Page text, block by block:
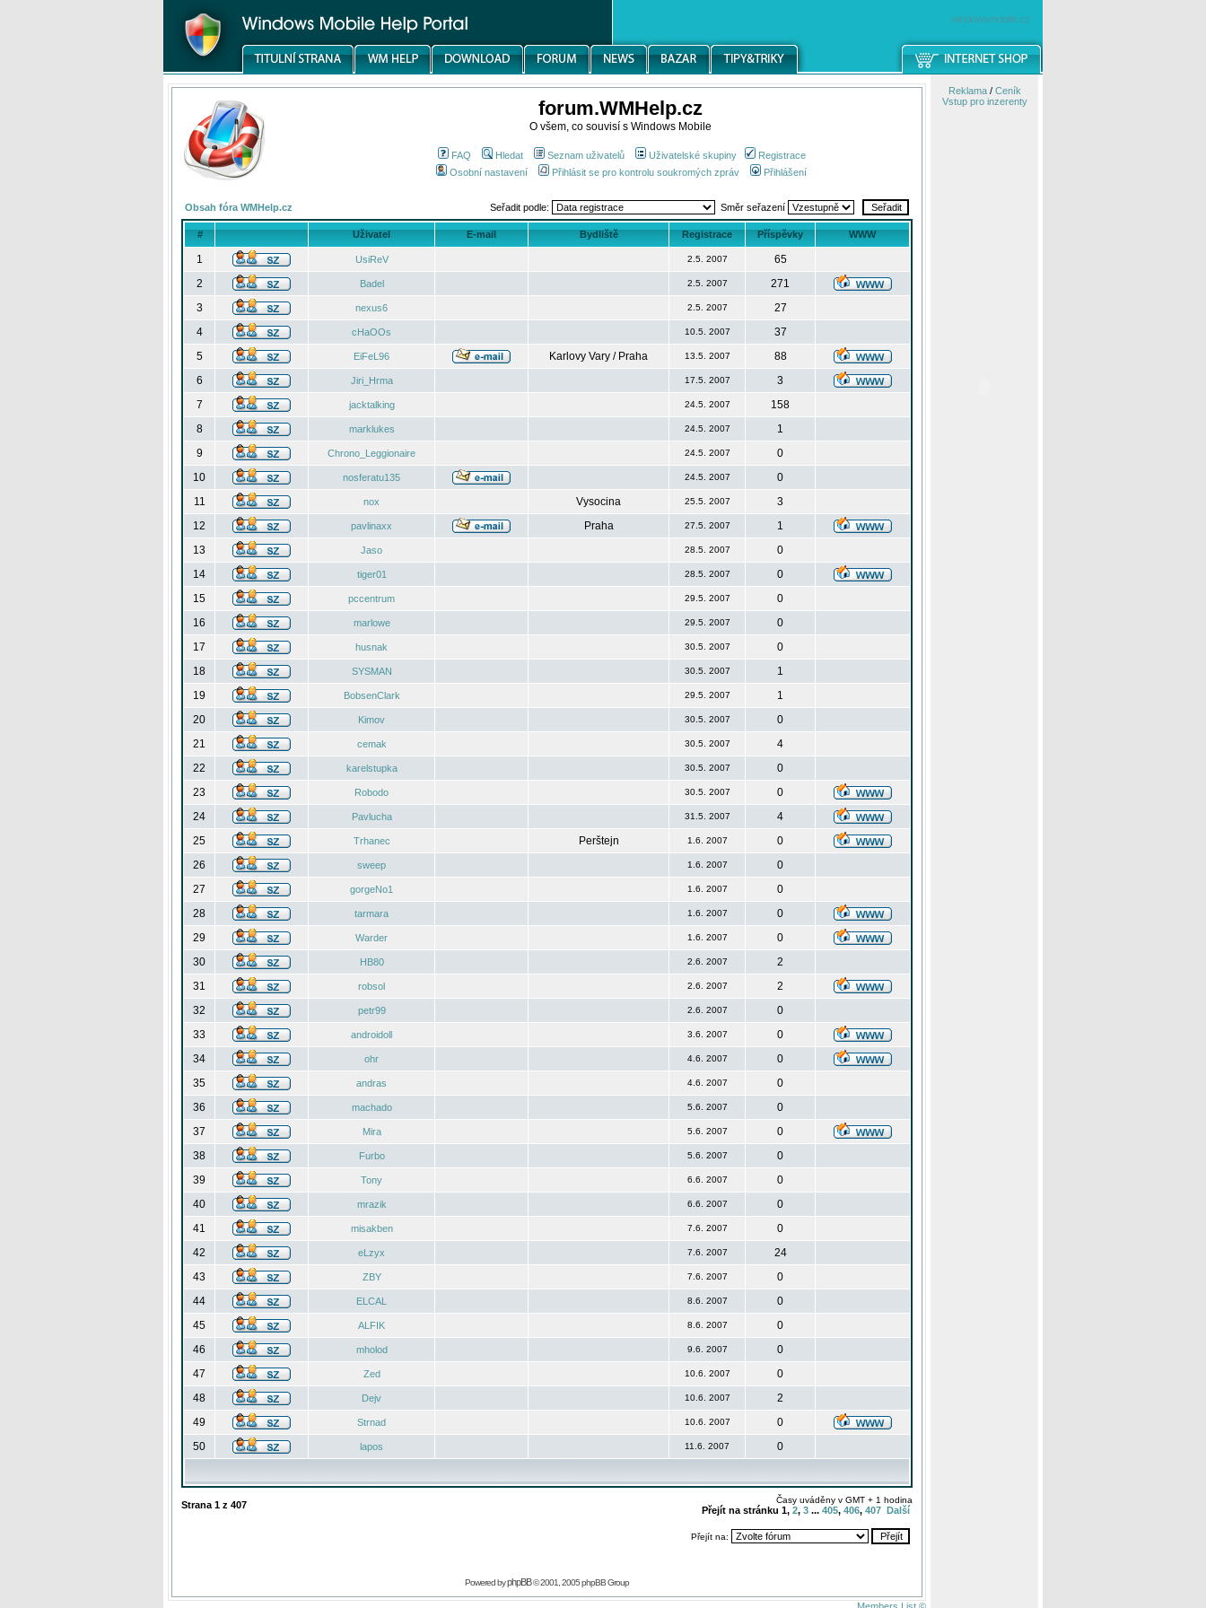
windowsmobile.cz
forum.WMHelp.cz
O všem, co souvisí s Windows Mobile
FAQ Hledat Seznam uživatelů Uživatelské skupiny
Registrace
Osobní nastavení
Přihlásit se pro kontrolu soukromých zpráv Přihlášení
Obsah fóra WMHelp.cz Seřadit podle: Směr seřazení
# Uživatel E-mail Bydliště Registrace Příspěvky WWW
1 UsiReV 2.5. 2007
65
2
Badel 2.5. 2007
271
3
nexus6 2.5. 2007
27
4
cHaOOs 10.5. 2007
37
5
EiFeL96 Karlovy Vary / Praha 13.5. 2007
88
6
Jiri_Hrma 17.5. 2007
3
7
jacktalking 24.5. 2007
158
8
marklukes 24.5. 2007
1
9
Chrono_Leggionaire 24.5. 2007
0
10
nosferatu135 24.5. 2007
0
11
nox Vysocina 25.5. 2007
3
12
pavlinaxx Praha 27.5. 2007
1
13
Jaso 28.5. 2007
0
14
tiger01 28.5. 2007
0
15
pccentrum 29.5. 2007
0
16
marlowe 29.5. 2007
0
17
husnak 30.5. 2007
0
18
SYSMAN 30.5. 2007
1
19
BobsenClark 29.5. 2007
1
20
Kimov 30.5. 2007
0
21
cemak 30.5. 2007
4
22
karelstupka 30.5. 2007
0
23
Robodo 30.5. 2007
0
24
Pavlucha 31.5. 2007
4
25
Trhanec Perštejn 1.6. 2007
0
26
sweep 1.6. 2007
0
27
gorgeNo1 1.6. 2007
0
28
tarmara 1.6. 2007
0
29
Warder 1.6. 2007
0
30
HB80 2.6. 2007
2
31
robsol 2.6. 2007
2
32
petr99 2.6. 2007
0
33
androidoll 3.6. 2007
0
34
ohr 4.6. 2007
0
35
andras 4.6. 2007
0
36
machado 5.6. 2007
0
37
Mira 5.6. 2007
0
38
Furbo 5.6. 2007
0
39
Tony 6.6. 2007
0
40
mrazik 6.6. 2007
0
41
misakben 7.6. 2007
0
42
eLzyx 7.6. 2007
24
43
ZBY 7.6. 2007
0
44
ELCAL 8.6. 2007
0
45
ALFIK 8.6. 2007
0
46
mholod 9.6. 2007
0
47
Zed 10.6. 2007
0
48
Dejv 10.6. 2007
2
49
Strnad 10.6. 2007
0
50
lapos 11.6. 2007 0
Strana 1 z 407 Časy uváděny v GMT + 1 hodina
Přejít na stránku 1, 2, 3 ... 405, 406, 407 Další
Přejít na:
Powered byphpBB© 2001, 2005 phpBB Group
Reklama/ Ceník
Vstup pro inzerenty